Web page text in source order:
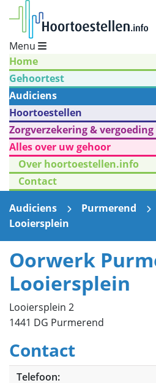
Menu
Home
Gehoortest
Audiciens
Hoortoestellen
Zorgverzekering & vergoeding
Alles over uw gehoor
Over hoortoestellen.info
Contact
Audiciens
Purmerend
Looiersplein
Oorwerk
Looiersplein
Looiersplein 2
1441 DG Purmerend
Contact
Telefoon: